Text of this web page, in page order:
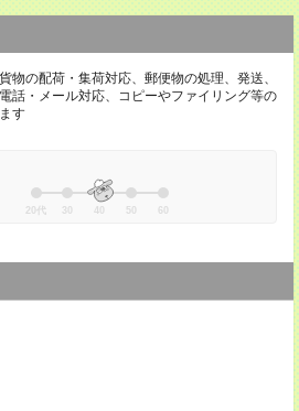
物の配荷・集荷対応、郵便物の処理、発送、
話・メール対応、コピーやファイリング等の
す
20代 30 40 50 60